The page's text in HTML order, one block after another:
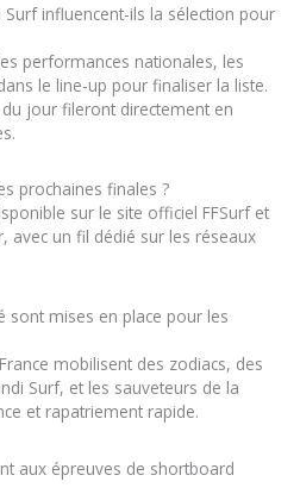
influencent-ils la sélection pour
performances nationales, les
le line-up pour finaliser la liste.
jour fileront directement en
prochaines finales ?
sur le site officiel FFSurf et
avec un fil dédié sur les réseaux
sont mises en place pour les
mobilisent des zodiacs, des
Surf, et les sauveteurs de la
et rapatriement rapide.
aux épreuves de shortboard